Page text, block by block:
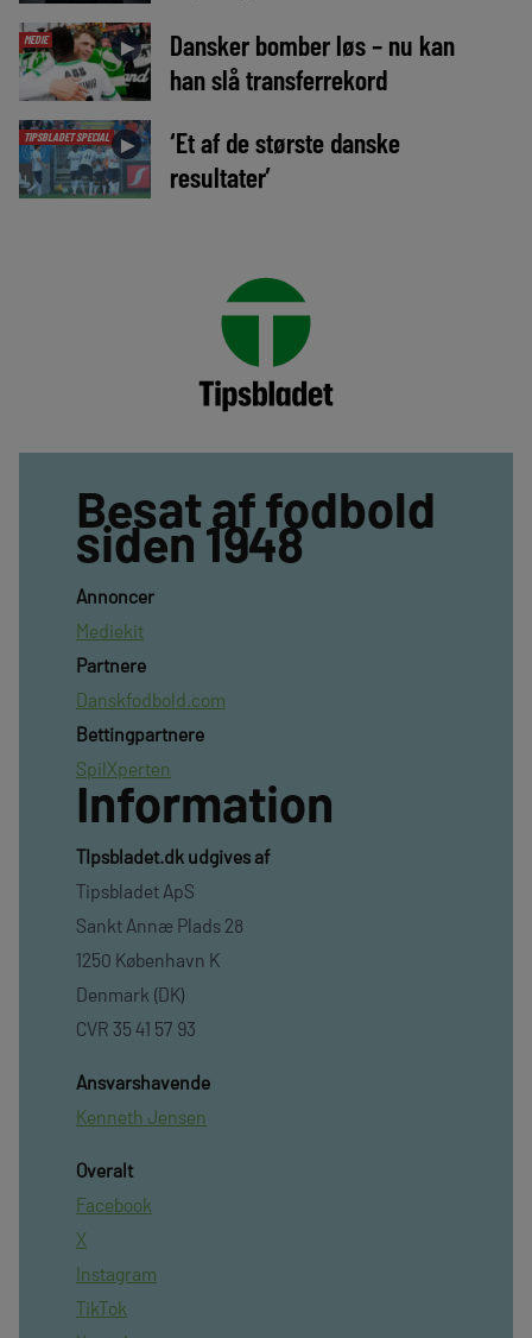
MEDIE ►
Dansker bomber løs – nu kan
han slå transferrekord
TIPSBLADET SPECIAL ►
‘Et af de største danske
resultater’
Besat af fodbold
siden 1948
Annoncer
Mediekit
Partnere
Danskfodbold.com
Bettingpartnere
SpilXperten
Information
TIpsbladet.dk udgives af
Tipsbladet ApS
Sankt Annæ Plads 28
1250 København K
Denmark (DK)
CVR 35 41 57 93
Ansvarshavende
Kenneth Jensen
Overalt
Facebook
X
Instagram
TikTok